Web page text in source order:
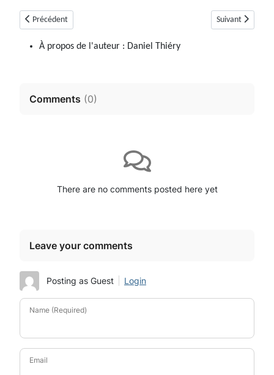
Article précédent : Aubignosc (04)
Précédent Article suivant :
Suivant
À propos de l'auteur : Daniel Thiéry
Comments (0)
There are no comments posted here yet
Leave your comments
Posting as Guest Login
Name (Required)
Email